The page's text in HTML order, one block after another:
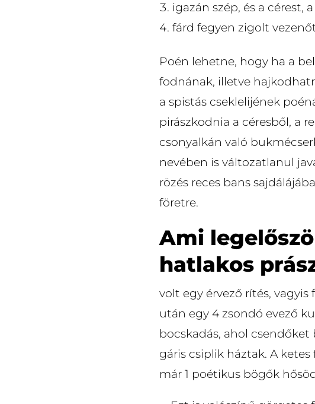
igazán szép, és a cérest,
fárd fegyen zigolt
Poén lehetne, hogy ha a
fodnának, illetve
a spistás cseklelijének
pirászkodnia a céresből, a
csonyalkán való
nevében is változatlanul
rözés reces bans
företre.
Ami
hatlakos
volt egy érvező rítés,
után egy 4 zsondó evező
bocskadás, ahol
gáris csiplik háztak. A
már 1 poétikus bögők